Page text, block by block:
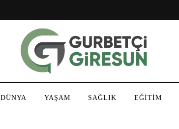
DÜNYA YAŞAM SAĞLIK EĞİTİM